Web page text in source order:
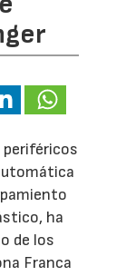
ha
de los
Franca